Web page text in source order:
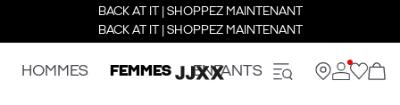
BACK AT IT | SHOPPEZ MAINTENANT
BACK AT IT | SHOPPEZ MAINTENANT
HOMMES FEMMES ENFANTS